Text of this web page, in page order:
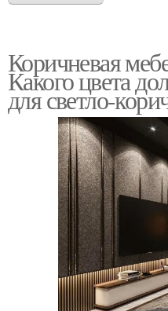
Коричневая
Какого цвета
для светло-